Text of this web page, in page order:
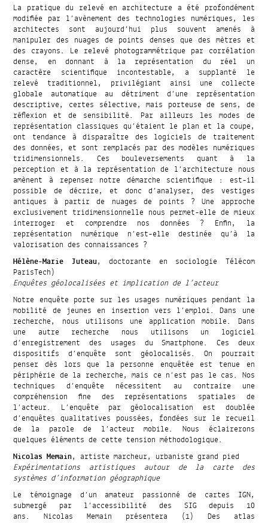
La pratique du relevé en architecture a été profondément
modifiée par l’avènement des technologies numériques, les
architectes sont aujourd’hui plus souvent amenés à
manipuler des nuages de points denses que des mètres et
des crayons. Le relevé photogrammétrique par corrélation
dense, en donnant à la représentation du réel un
caractère scientifique incontestable, a supplanté le
relevé traditionnel, privilégiant ainsi une collecte
globale automatique au détriment d’une représentation
descriptive, certes sélective, mais porteuse de sens, de
réflexion et de sensibilité. Par ailleurs les modes de
représentation classiques qu’étaient le plan et la coupe,
ont tendance à disparaître des logiciels de traitement
des données, et sont remplacés par des modèles numériques
tridimensionnels. Ces bouleversements quant à la
perception et à la représentation de l’architecture nous
amènent à repenser notre démarche scientifique : est-il
possible de décrire, et donc d’analyser, des vestiges
antiques à partir de nuages de points ? Une approche
exclusivement tridimensionnelle nous permet-elle de mieux
interroger et comprendre nos données ? Enfin, la
représentation numérique n’est-elle destinée qu’à la
valorisation des connaissances ?
Hélène-Marie Juteau, doctorante en sociologie Télécom
ParisTech)
Enquêtes géolocalisées et implication de l’acteur
Notre enquête porte sur les usages numériques pendant la
mobilité de jeunes en insertion vers l’emploi. Dans une
recherche, nous utilisons une application mobile. Dans
une autre recherche nous utilisons un logiciel
d’enregistrement des usages du Smartphone. Ces deux
dispositifs d’enquête sont géolocalisés. On pourrait
penser dès lors que la personne enquêtée est tenue en
périphérie de la recherche, mais ce n’est pas le cas. Nos
techniques d’enquête nécessitent au contraire une
compréhension fine des représentations spatiales de
l’acteur. L’enquête par géolocalisation est doublée
d’enquêtes qualitatives poussées, fondées sur le recueil
de la parole de l’acteur mobile. Nous éclairerons
quelques éléments de cette tension méthodologique.
Nicolas Memain, artiste marcheur, urbaniste grand pied
Expérimentations artistiques autour de la carte des
systèmes d’information géographique
Le témoignage d’un amateur passionné de cartes IGN,
submergé par l’accessibilité des SIG depuis 10
ans. Nicolas Memain présentera (1) Des atlas